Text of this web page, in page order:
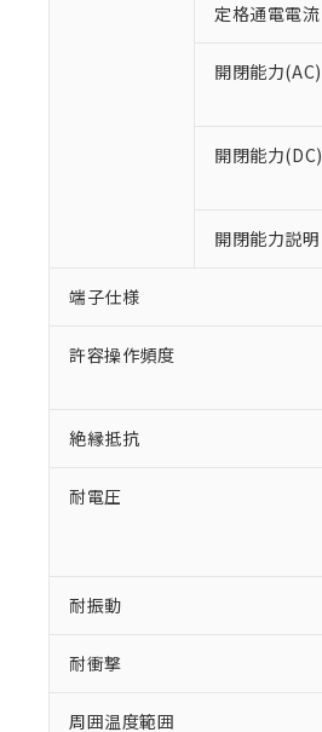
定格通電電流
開閉能力(AC)
開閉能力(DC)
開閉能力説明
端子仕様
許容操作頻度
絶縁抵抗
耐電圧
耐振動
耐衝撃
周囲温度範囲